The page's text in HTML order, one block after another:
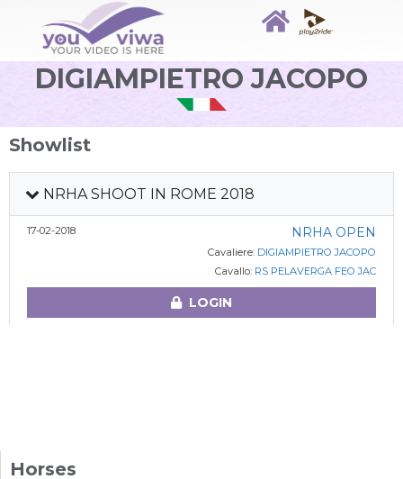
DIGIAMPIETRO JACOPO
Showlist
NRHA SHOOT IN ROME 2018
17-02-2018 NRHA OPEN
Cavaliere: DIGIAMPIETRO JACOPO
Cavallo: RS PELAVERGA FEO JAC
LOGIN
Horses